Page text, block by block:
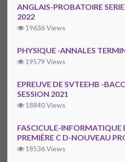
ANGLAIS-PROBATOIRE
2022
19636 Views
PHYSIQUE -ANNALES
19579 Views
EPREUVE DE SVTEEHB -
SESSION 2021
18840 Views
FASCICULE-INFORMATIQUE
PREMIÈRE C D-NOUVEAU
18536 Views